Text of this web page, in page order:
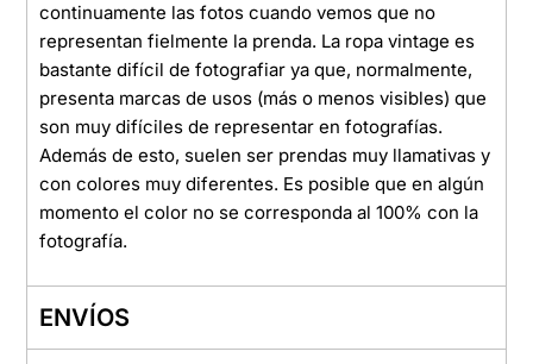
continuamente las fotos cuando vemos que no
representan fielmente la prenda. La ropa vintage es
bastante difícil de fotografiar ya que, normalmente,
presenta marcas de usos (más o menos visibles) que
son muy difíciles de representar en fotografías.
Además de esto, suelen ser prendas muy llamativas y
con colores muy diferentes. Es posible que en algún
momento el color no se corresponda al 100% con la
fotografía.
ENVÍOS